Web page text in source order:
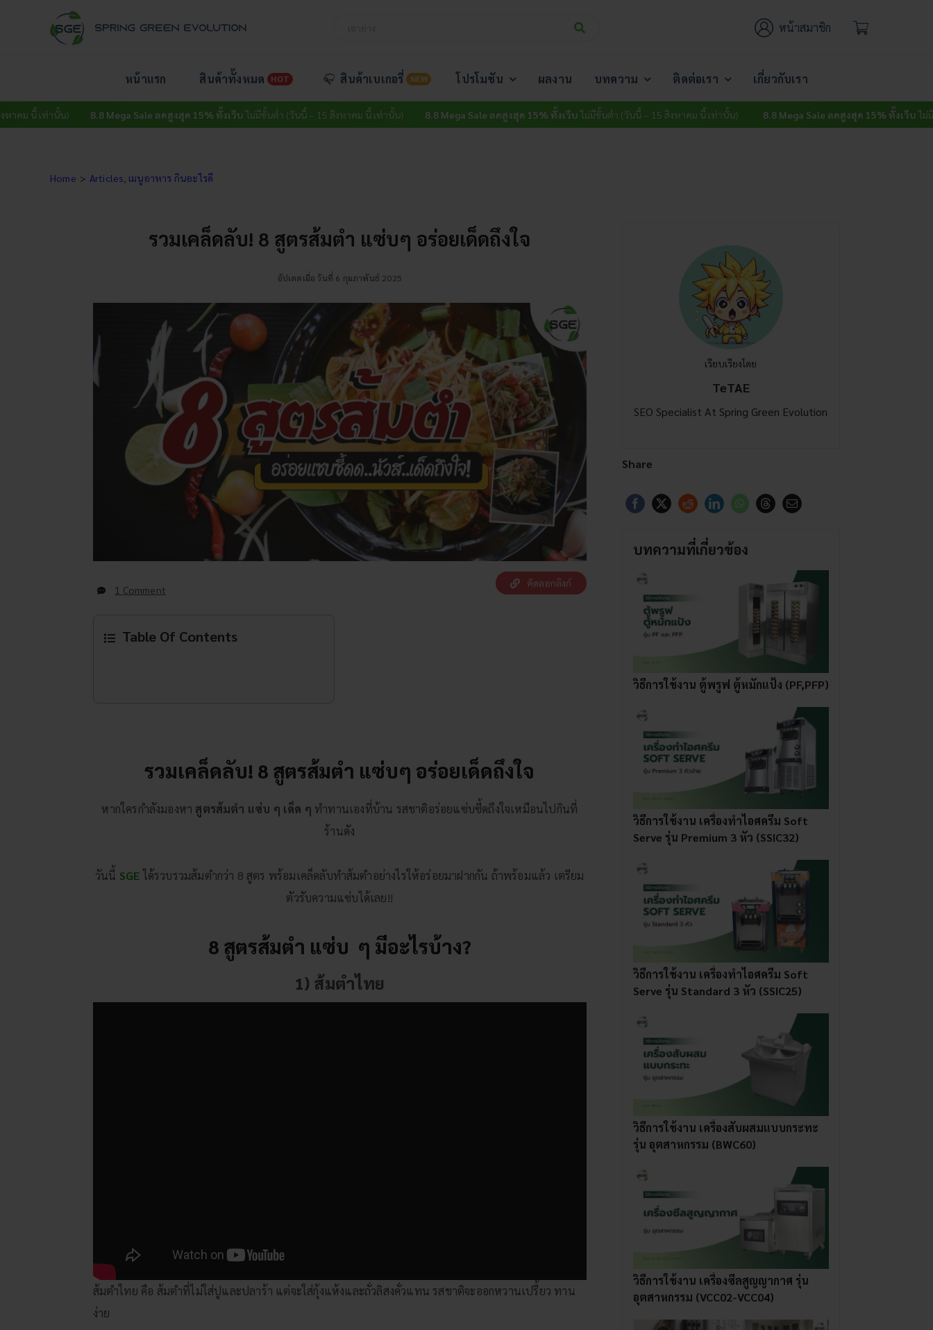
หน้าสมาชิก
หน้าแรก สินค้าทั้งหมด HOT สินค้าเบเกอรี่ NEW โปรโมชัน ผลงาน บทความ ติดต่อเรา เกี่ยวกับเรา
นั้น) 8.8 Mega Sale ลดสูงสุด 15% ทั้งเว็บไม่มีขั้นต่ำ (วันนี้ – 15 สิงหาคม นี้ เท่านั้น) 8.8 Mega Sale ลดสูงสุด 15% ทั้งเว็บไม่มีขั้นต่ำ (วันนี้ – 15 สิงหาคม นี้ เท่านั้น) 8.8 Mega Sale ลดสูงสุด 15% ทั้งเว็บไม่มีขั้นต่ำ (วันนี้
Home Articles เมนูอาหาร กินอะไรดี
รวมเคล็ดลับ! 8 สูตรส้มตำ แซ่บๆ อร่อยเด็ดถึงใจ
อัปเดตเมื่อ วันที่ 6 กุมภาพันธ์ 2025
1 Comment
คัดลอกลิงก์
Table Of Contents
รวมเคล็ดลับ! 8 สูตรส้มตำ แซ่บๆ อร่อยเด็ดถึงใจ
หากใครกำลังมองหา สูตรส้มตำ แซ่บ ๆ เด็ด ๆ ทำทานเองที่บ้าน รสชาติอร่อยแซ่บซี้ดถึงใจเหมือนไปกินที่
ร้านดัง
วันนี้ SGE ได้รวบรวมส้มตำกว่า 8 สูตร พร้อมเคล็ดลับทำส้มตำอย่างไรให้อร่อยมาฝากกัน ถ้าพร้อมแล้ว เตรียม
ตัวรับความแซ่บได้เลย!!
8 สูตรส้มตำ แซ่บ ๆ มีอะไรบ้าง?
1) ส้มตำไทย
ส้มตำไทย คือ ส้มตำที่ไม่ใส่ปูและปลาร้า แต่จะใส่กุ้งแห้งและถั่วลิสงคั่วแทน รสชาติจะออกหวานเปรี้ยว ทาน
ง่าย
เรียบเรียงโดย
TeTAE
SEO Specialist At Spring Green Evolution
Share
บทความที่เกี่ยวข้อง
วิธีการใช้งาน ตู้พรูฟ ตู้หมักแป้ง (PF,PFP)
วิธีการใช้งาน เครื่องทําไอศครีม Soft
Serve รุ่น Premium 3 หัว (SSIC32)
วิธีการใช้งาน เครื่องทําไอศครีม Soft
Serve รุ่น Standard 3 หัว (SSIC25)
วิธีการใช้งาน เครื่องสับผสมแบบกระทะ
รุ่น อุตสาหกรรม (BWC60)
วิธีการใช้งาน เครื่องซีลสูญญากาศ รุ่น
อุตสาหกรรม (VCC02-VCC04)